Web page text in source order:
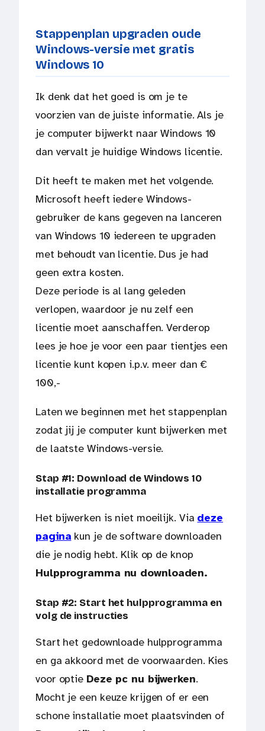
Stappenplan upgraden oude
Windows-versie met gratis
Windows 10
Ik denk dat het goed is om je te
voorzien van de juiste informatie. Als je
je computer bijwerkt naar Windows 10
dan vervalt je huidige Windows licentie.
Dit heeft te maken met het volgende.
Microsoft heeft iedere Windows-
gebruiker de kans gegeven na lanceren
van Windows 10 iedereen te upgraden
met behoudt van licentie. Dus je had
geen extra kosten.
Deze periode is al lang geleden
verlopen, waardoor je nu zelf een
licentie moet aanschaffen. Verderop
lees je hoe je voor een paar tientjes een
licentie kunt kopen i.p.v. meer dan €
100,-
Laten we beginnen met het stappenplan
zodat jij je computer kunt bijwerken met
de laatste Windows-versie.
Stap #1: Download de Windows 10
installatie programma
Het bijwerken is niet moeilijk. Via deze
pagina kun je de software downloaden
die je nodig hebt. Klik op de knop
Hulpprogramma nu downloaden.
Stap #2: Start het hulpprogramma en
volg de instructies
Start het gedownloade hulpprogramma
en ga akkoord met de voorwaarden. Kies
voor optie Deze pc nu bijwerken.
Mocht je een keuze krijgen of er een
schone installatie moet plaatsvinden of